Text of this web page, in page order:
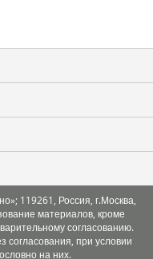
119261, Россия, г.Москва,
материалов, кроме
согласованию.
согласования, при условии
на них.